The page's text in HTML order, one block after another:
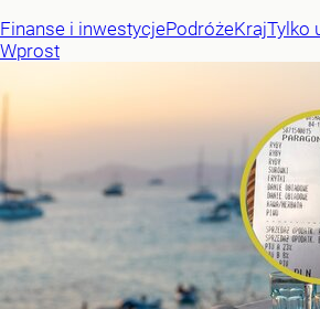
Finanse i inwestycjePodróżeKrajTylko
Wprost